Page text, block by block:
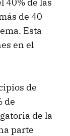
de 40
Esta
en el
de
de
de la
parte